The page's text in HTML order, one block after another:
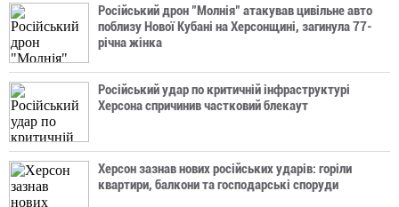
Російський дрон "Молнія" атакував цивільне авто
поблизу Нової Кубані на Херсонщині, загинула 77-
річна жінка
Російський удар по критичній інфраструктурі
Херсона спричинив частковий блекаут
Херсон зазнав нових російських ударів: горіли
квартири, балкони та господарські споруди